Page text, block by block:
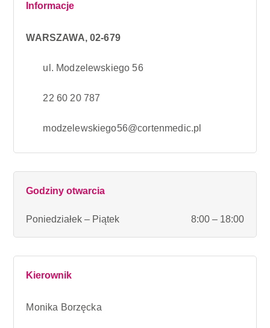
Informacje
WARSZAWA, 02-679
ul. Modzelewskiego 56
22 60 20 787
modzelewskiego56@cortenmedic.pl
Godziny otwarcia
Poniedziałek – Piątek 8:00 – 18:00
Kierownik
Monika Borzęcka